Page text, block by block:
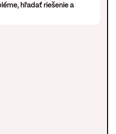
hľadať riešenie a